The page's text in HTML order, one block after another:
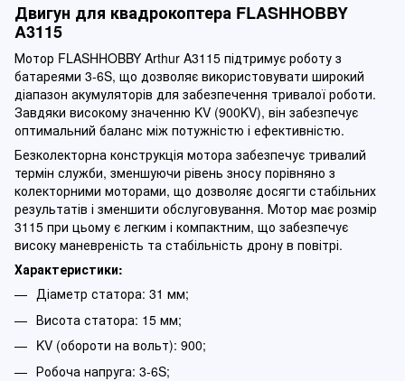
Двигун для квадрокоптера FLASHHOBBY
A3115
Мотор FLASHHOBBY Arthur A3115 підтримує роботу з
батареями 3-6S, що дозволяє використовувати широкий
діапазон акумуляторів для забезпечення тривалої роботи.
Завдяки високому значенню KV (900KV), він забезпечує
оптимальний баланс між потужністю і ефективністю.
Безколекторна конструкція мотора забезпечує тривалий
термін служби, зменшуючи рівень зносу порівняно з
колекторними моторами, що дозволяє досягти стабільних
результатів і зменшити обслуговування. Мотор має розмір
3115 при цьому є легким і компактним, що забезпечує
високу маневреність та стабільність дрону в повітрі.
Характеристики:
Діаметр статора: 31 мм;
Висота статора: 15 мм;
KV (обороти на вольт): 900;
Робоча напруга: 3-6S;